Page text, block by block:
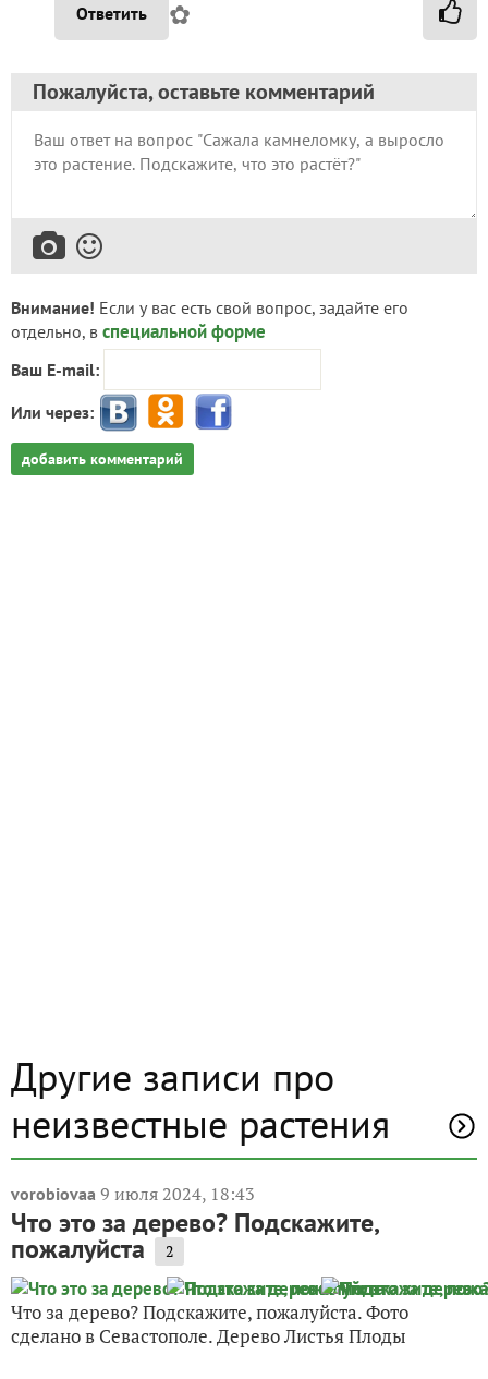
Ответить ✿
Пожалуйста, оставьте комментарий
Внимание! Если у вас есть свой вопрос, задайте его
отдельно, в специальной форме
Ваш E-mail:
Или через:
добавить комментарий
Другие записи про
неизвестные растения
vorobiovaa 9 июля 2024, 18:43
Что это за дерево? Подскажите,
пожалуйста 2
Что за дерево? Подскажите, пожалуйста. Фото
сделано в Севастополе. Дерево Листья Плоды